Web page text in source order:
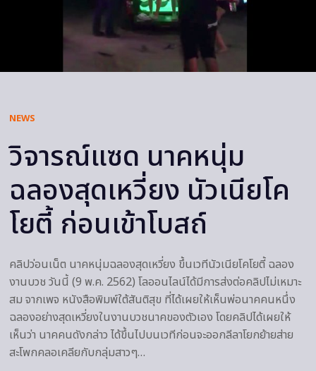
NEWS
วิจารณ์แซด นาคหนุ่ม
ฉลองสุดเหวี่ยง นัวเนียโค
โยตี้ ก่อนเข้าโบสถ์
คลิปว่อนเน็ต นาคหนุ่มฉลองสุดเหวี่ยง ขึ้นเวทีนัวเนียโคโยตี้ ฉลอง
งานบวช วันนี้ (9 พ.ค. 2562) โลออนไลน์ได้มีการส่งต่อคลิปไม่เหมาะ
สม จากเพจ หนังสือพิมพ์ใต้สันติสุข ที่ได้เผยให้เห็นพ่อนาคคนหนึ่ง
ฉลองอย่างสุดเหวี่ยงในงานบวชนาคของตัวเอง โดยคลิปได้เผยให้
เห็นว่า นาคคนดังกล่าว ได้ขึ้นไปบนเวทีก่อนจะออกลีลาโยกย้ายส่าย
สะโพกคลอเคลียกับกลุ่มสาวๆ…